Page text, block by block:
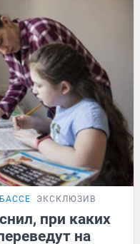
ЭКСКЛЮЗИВ
при каких
на